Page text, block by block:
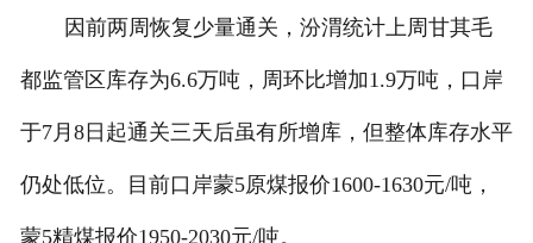
因前两周恢复少量通关，汾渭统计上周甘其毛
都监管区库存为6.6万吨，周环比增加1.9万吨，口岸
于7月8日起通关三天后虽有所增库，但整体库存水平
仍处低位。目前口岸蒙5原煤报价1600-1630元/吨，
蒙5精煤报价1950-2030元/吨。